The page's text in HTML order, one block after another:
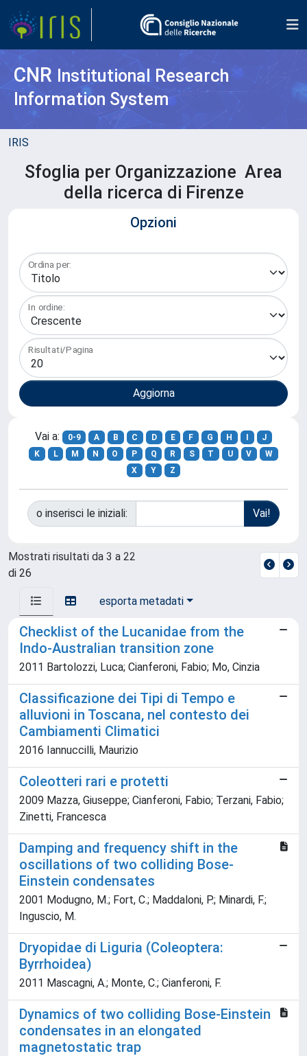
CNR Institutional Research
Information System
IRIS
Sfoglia per Organizzazione Area
della ricerca di Firenze
Opzioni
Ordina per:
In ordine:
Risultati/Pagina
Vai a: 0-9 A B C D E F G H
J
K
L M N O P Q R S T U V
W
X
Y Z
o inserisci le iniziali:
Mostrati risultati da 3 a 22
di 26
esporta metadati
Checklist of the Lucanidae from the
Indo-Australian transition zone
2011 Bartolozzi, Luca; Cianferoni, Fabio; Mo, Cinzia
Classificazione dei Tipi di Tempo e
alluvioni in Toscana, nel contesto dei
Cambiamenti Climatici
2016 Iannuccilli, Maurizio
Coleotteri rari e protetti
2009 Mazza, Giuseppe; Cianferoni, Fabio; Terzani, Fabio;
Zinetti, Francesca
Damping and frequency shift in the
oscillations of two colliding Bose-
Einstein condensates
2001 Modugno, M.; Fort, C.; Maddaloni, P.; Minardi, F.;
Inguscio, M.
Dryopidae di Liguria (Coleoptera:
Byrrhoidea)
2011 Mascagni, A.; Monte, C.; Cianferoni, F.
Dynamics of two colliding Bose-Einstein
condensates in an elongated
magnetostatic trap